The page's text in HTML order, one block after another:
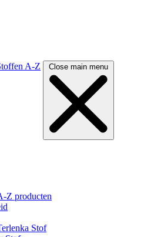
A-Z Close main menu
Z producten
Stof